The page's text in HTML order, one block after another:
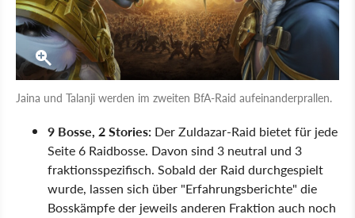
Jaina und Talanji werden im zweiten BfA-Raid aufeinanderprallen.
9 Bosse, 2 Stories: Der Zuldazar-Raid bietet für jede
Seite 6 Raidbosse. Davon sind 3 neutral und 3
fraktionsspezifisch. Sobald der Raid durchgespielt
wurde, lassen sich über "Erfahrungsberichte" die
Bosskämpfe der jeweils anderen Fraktion auch noch